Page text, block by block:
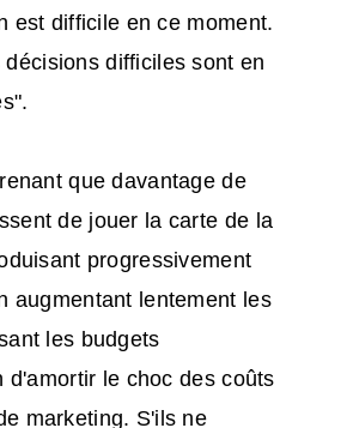
est difficile en ce moment.
difficiles sont en
que davantage de
de jouer la carte de la
progressivement
augmentant lentement les
les budgets
d'amortir le choc des coûts
marketing. S'ils ne